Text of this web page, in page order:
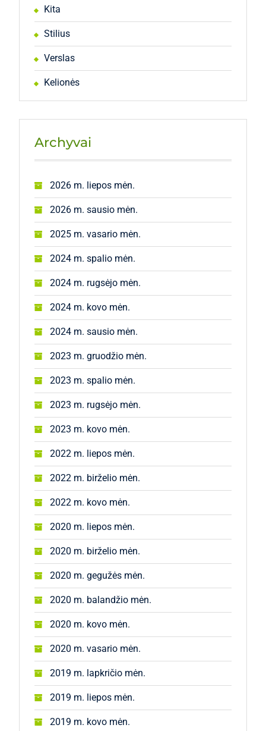
Kita
Stilius
Verslas
Kelionės
Archyvai
2026 m. liepos mėn.
2026 m. sausio mėn.
2025 m. vasario mėn.
2024 m. spalio mėn.
2024 m. rugsėjo mėn.
2024 m. kovo mėn.
2024 m. sausio mėn.
2023 m. gruodžio mėn.
2023 m. spalio mėn.
2023 m. rugsėjo mėn.
2023 m. kovo mėn.
2022 m. liepos mėn.
2022 m. birželio mėn.
2022 m. kovo mėn.
2020 m. liepos mėn.
2020 m. birželio mėn.
2020 m. gegužės mėn.
2020 m. balandžio mėn.
2020 m. kovo mėn.
2020 m. vasario mėn.
2019 m. lapkričio mėn.
2019 m. liepos mėn.
2019 m. kovo mėn.